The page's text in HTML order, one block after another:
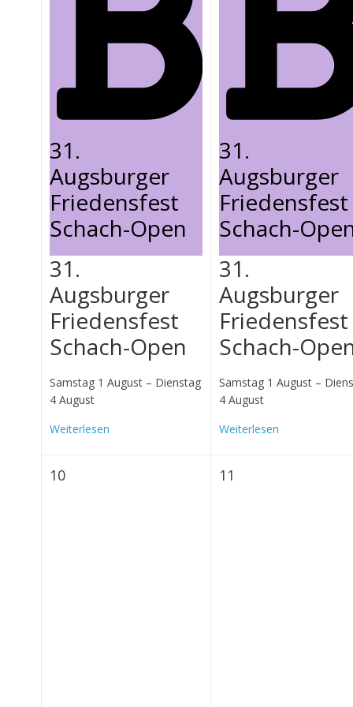
31.
Augsburger
Friedensfest
Schach-Open
31.
Augsburger
Friedensfest
Schach-Open
Samstag 1 August – Dienstag
4 August
Weiterlesen
31.
Augsburger
Friedensfest
Schach-
31.
Augsburger
Friedensfest
Schach-
Samstag 1 August –
4 August
Weiterlesen
10Montag
11